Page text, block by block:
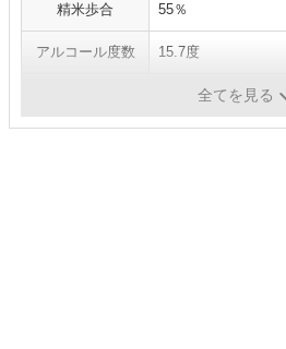
精米歩合 55％
アルコール度数 15.7度
全てを見る